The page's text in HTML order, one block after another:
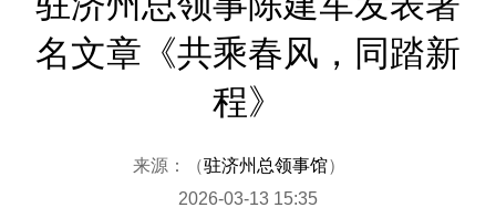
名文章《共乘春风，同踏新
程》
来源：（驻济州总领事馆）
2026-03-13 15:35